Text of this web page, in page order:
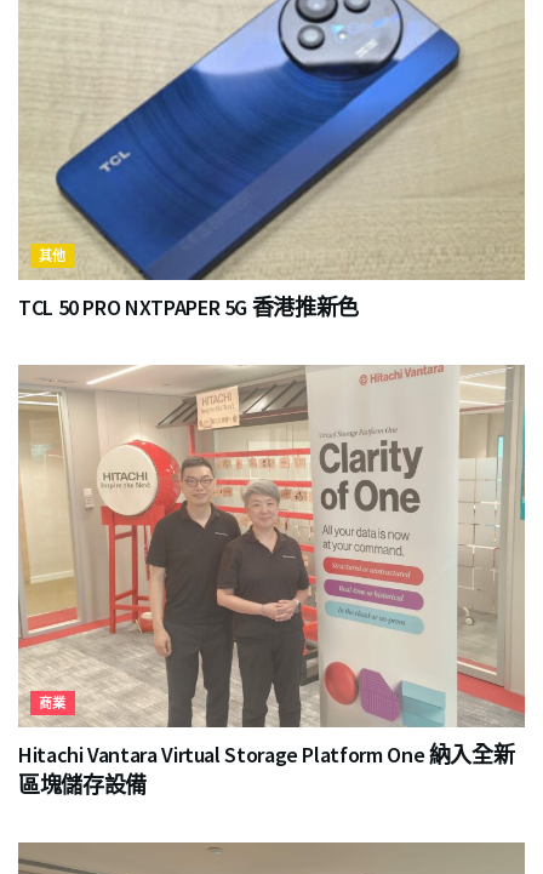
其他
TCL 50 PRO NXTPAPER 5G 香港推新色
商業
Hitachi Vantara Virtual Storage Platform One 納入全新
區塊儲存設備